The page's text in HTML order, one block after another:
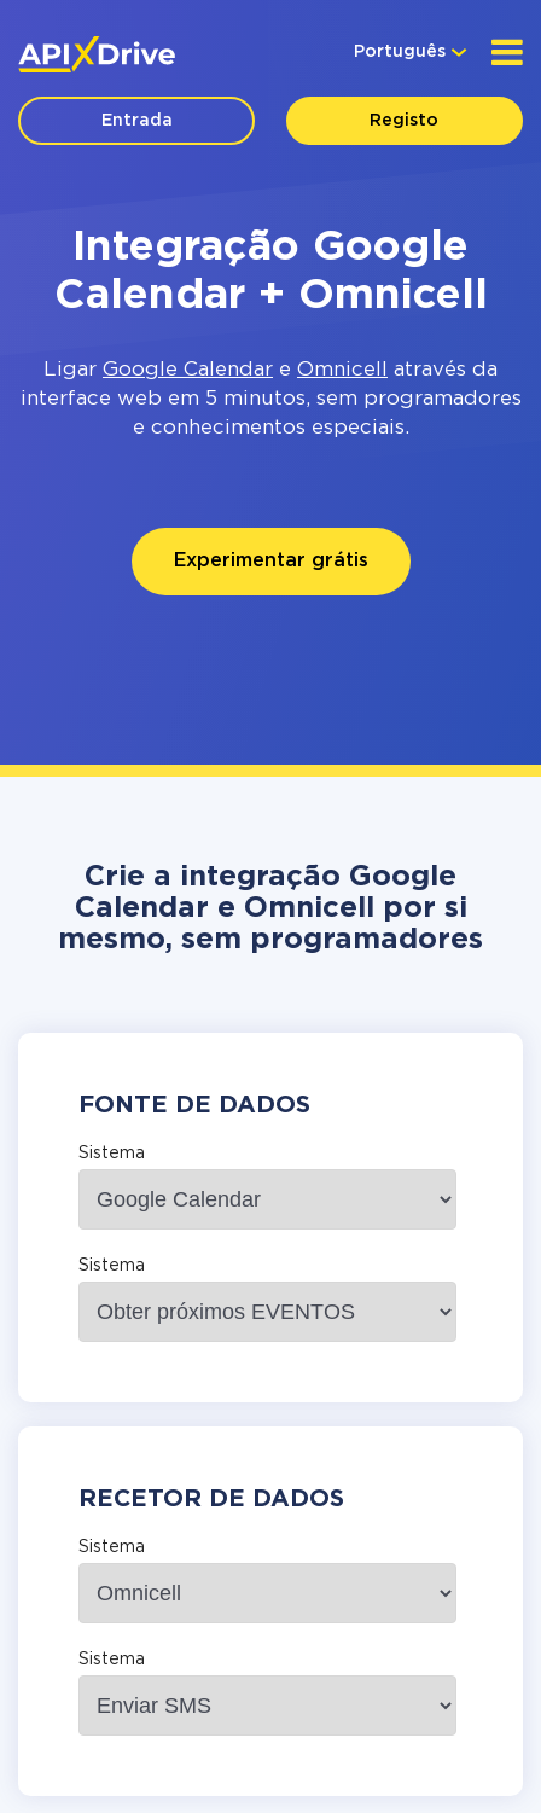
Português
Entrada Registo
Integração Google
Calendar + Omnicell
Ligar Google Calendar e Omnicell
através da
interface web em 5 minutos, sem programadores
e conhecimentos especiais.
Experimentar grátis
Crie a integração Google
Calendar e Omnicell por si
mesmo, sem programadores
FONTE DE DADOS
Sistema
Sistema
RECETOR DE DADOS
Sistema
Sistema